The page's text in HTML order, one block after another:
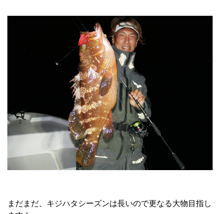
まだまだ、キジハタシーズンは長いので更なる大物目指し